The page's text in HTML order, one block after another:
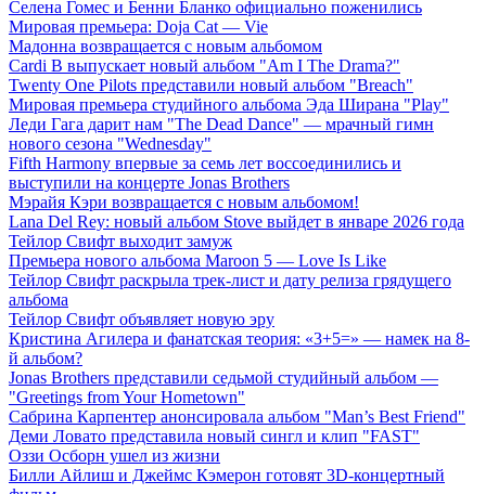
Селена Гомес и Бенни Бланко официально поженились
Мировая премьера: Doja Cat — Vie
Мадонна возвращается с новым альбомом
Cardi B выпускает новый альбом "Am I The Drama?"
Twenty One Pilots представили новый альбом "Breach"
Мировая премьера студийного альбома Эда Ширана "Play"
Леди Гага дарит нам "The Dead Dance" — мрачный гимн
нового сезона "Wednesday"
Fifth Harmony впервые за семь лет воссоединились и
выступили на концерте Jonas Brothers
Мэрайя Кэри возвращается с новым альбомом!
Lana Del Rey: новый альбом Stove выйдет в январе 2026 года
Тейлор Свифт выходит замуж
Премьера нового альбома Maroon 5 — Love Is Like
Тейлор Свифт раскрыла трек-лист и дату релиза грядущего
альбома
Тейлор Свифт объявляет новую эру
Кристина Агилера и фанатская теория: «3+5=» — намек на 8-
й альбом?
Jonas Brothers представили седьмой студийный альбом —
"Greetings from Your Hometown"
Сабрина Карпентер анонсировала альбом "Man’s Best Friend"
Деми Ловато представила новый сингл и клип "FAST"
Оззи Осборн ушел из жизни
Билли Айлиш и Джеймс Кэмерон готовят 3D-концертный